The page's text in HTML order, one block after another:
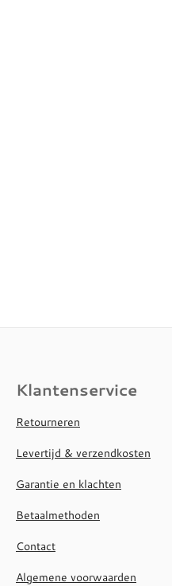
Klantenservice
Retourneren
Levertijd & verzendkosten
Garantie en klachten
Betaalmethoden
Contact
Algemene voorwaarden